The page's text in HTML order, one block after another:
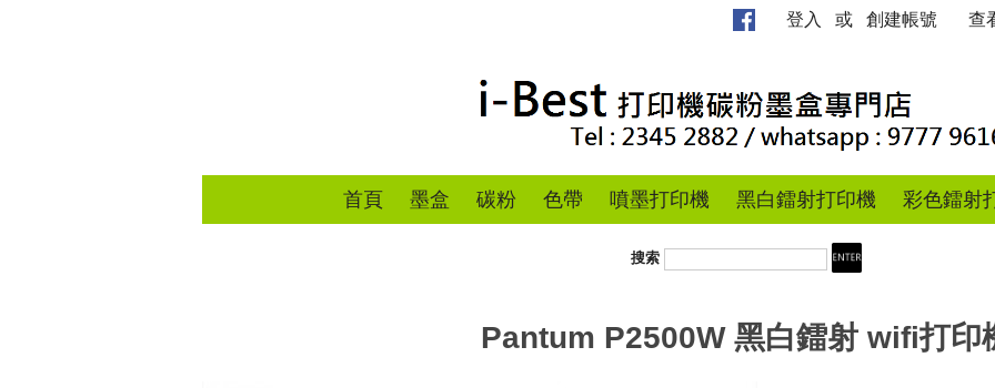
查
登入 或 創建帳號
首頁 墨盒 碳粉 色帶 噴墨打印機 黑白鐳射打印機 彩色鐳射
搜索
Pantum P2500W 黑白鐳射 wifi打印